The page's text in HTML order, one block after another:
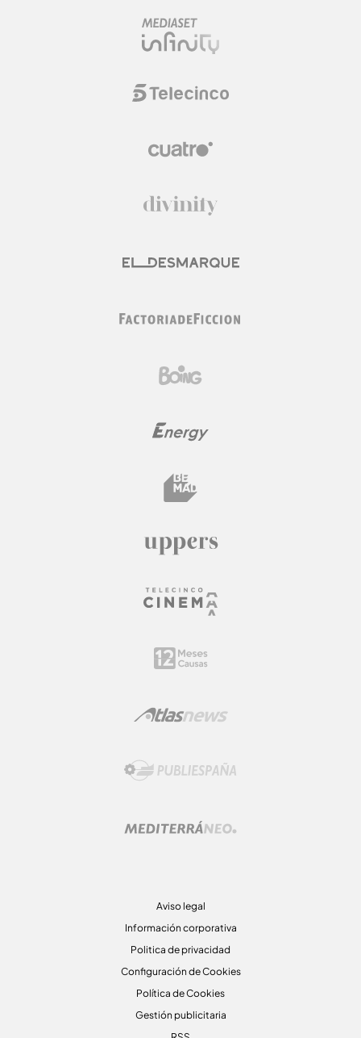
Aviso legal
Información corporativa
Politica de privacidad
Configuración de Cookies
Política de Cookies
Gestión publicitaria